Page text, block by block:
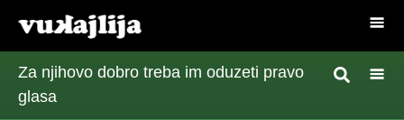
Za njihovo dobro treba im oduzeti pravo
glasa